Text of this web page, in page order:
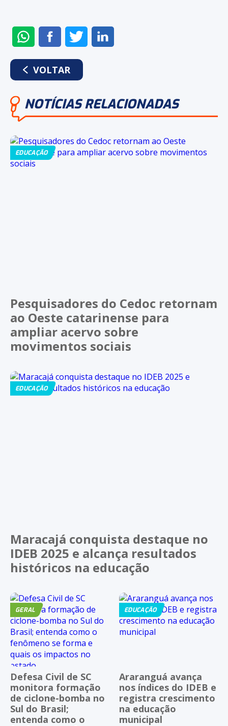
ENVIAR
NO
WHATSAPP
COMPARTILHAR
NO
FACEBOOK
COMPARTILHAR
NO
VOLTAR
NOTÍCIAS RELACIONADAS
EDUCAÇÃO
Pesquisadores do Cedoc retornam
ao Oeste catarinense para
ampliar acervo sobre
movimentos sociais
EDUCAÇÃO
Maracajá conquista destaque no
IDEB 2025 e alcança resultados
históricos na educação
GERAL
Defesa Civil de SC
monitora formação
de ciclone-bomba no
Sul do Brasil;
entenda como o
EDUCAÇÃO
Araranguá avança
nos índices do IDEB e
registra crescimento
na educação
municipal